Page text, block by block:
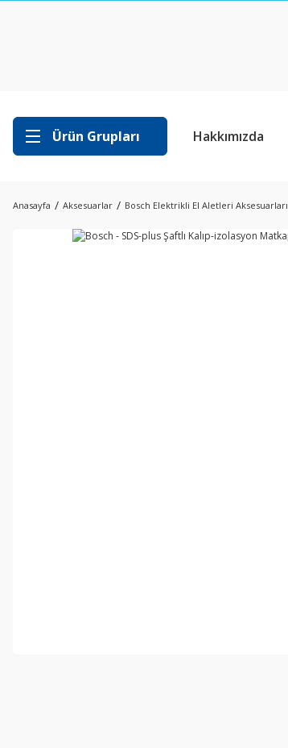
Ürün Grupları Hakkımızda
Anasayfa Aksesuarlar Bosch Elektrikli El Aletleri Aksesuarları